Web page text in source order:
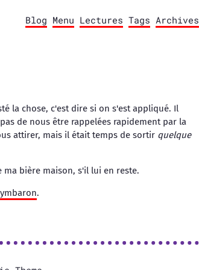
Blog Menu Lectures Tags Archives
la chose, c'est dire si on s'est appliqué. Il
de nous être rappelées rapidement par la
attirer, mais il était temps de sortir quelque
bière maison, s'il lui en reste.
.